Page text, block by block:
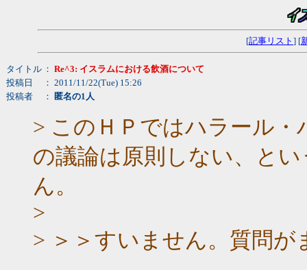
[記事リスト ] [
タイトル ： Re^3: イスラムにおける飲酒について
投稿日
： 2011/11/22(Tue) 15:26
投稿者
： 匿名の1人
> このＨＰではハラール
の議論は原則しない、と
ん。
>
> ＞＞すいません。質問